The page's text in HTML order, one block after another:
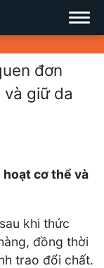
đơn
và giữ da
hoạt cơ thể và
khi thức
đồng thời
trao đổi chất.